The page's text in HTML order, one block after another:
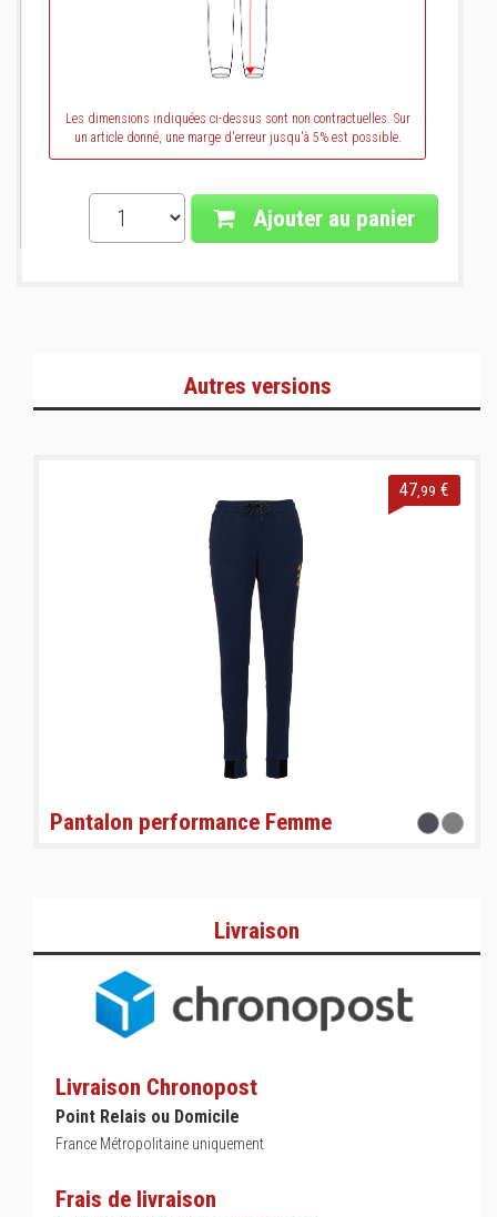
Les dimensions indiquées ci-dessus sont non contractuelles. Sur
un article donné, une marge d'erreur jusqu'à 5% est possible.
Ajouter au panier
Autres versions
47,99 €
Pantalon performance Femme
Livraison
Livraison Chronopost
Point Relais ou Domicile
France Métropolitaine uniquement
Frais de livraison